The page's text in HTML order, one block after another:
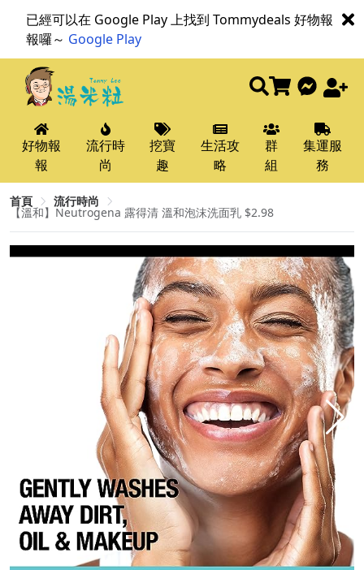
已經可以在 Google Play 上找到 Tommydeals 好物報
報囉～ Google Play
好物報
報
流行時
尚
挖寶
趣
生活攻
略
群
組
集運服
務
首頁 流行時尚
【溫和】Neutrogena 露得清 溫和泡沫洗面乳 $2.98